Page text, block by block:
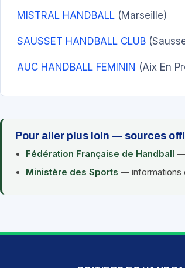
MISTRAL HANDBALL (Marseille)
SAUSSET HANDBALL CLUB
AUC HANDBALL FEMININ (Aix En
Pour aller plus loin — sources
Fédération Française de Handball —
Ministère des Sports — informations